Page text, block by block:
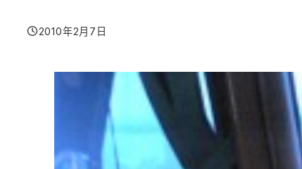
投稿日
2010年2月7日